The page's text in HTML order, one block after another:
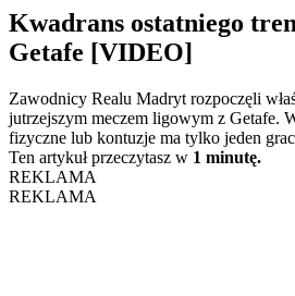
Kwadrans ostatniego
Getafe [VIDEO]
Zawodnicy Realu Madryt rozpoczęli
jutrzejszym meczem ligowym z Getafe.
fizyczne lub kontuzje ma tylko jeden
Ten artykuł przeczytasz w 1 minutę.
REKLAMA
REKLAMA